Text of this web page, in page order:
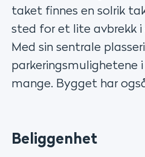
taket finnes en solrik
sted for et lite avbrekk i
Med sin sentrale
mange. Bygget har
Beliggenhet